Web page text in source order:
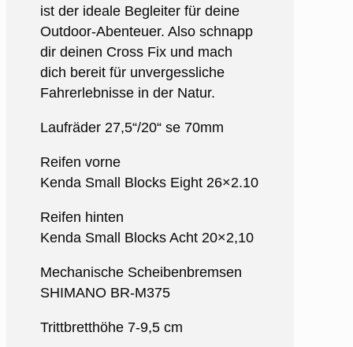
ist der ideale Begleiter für deine
Outdoor-Abenteuer. Also schnapp
dir deinen Cross Fix und mach
dich bereit für unvergessliche
Fahrerlebnisse in der Natur.
Laufräder 27,5“/20“ se 70mm
Reifen vorne
Kenda Small Blocks Eight 26×2.10
Reifen hinten
Kenda Small Blocks Acht 20×2,10
Mechanische Scheibenbremsen
SHIMANO BR-M375
Trittbretthöhe 7-9,5 cm